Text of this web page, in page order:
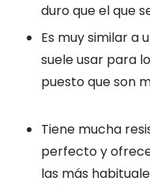
duro que el que
Es muy similar a
suele usar para
puesto que son
Tiene mucha
perfecto y
las más